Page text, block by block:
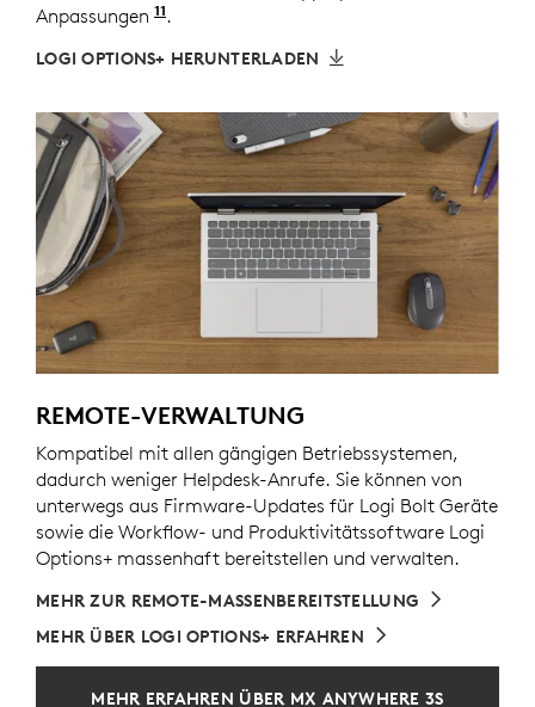
Anpassungen 11 verwendenErfordert die Logi
.
LOGI OPTIONS+ HERUNTERLADEN
REMOTE-VERWALTUNG
Kompatibel mit allen gängigen Betriebssystemen,
dadurch weniger Helpdesk-Anrufe. Sie können von
unterwegs aus Firmware-Updates für Logi Bolt Geräte
sowie die Workflow- und Produktivitätssoftware Logi
Options+ massenhaft bereitstellen und verwalten.
MEHR ZUR REMOTE-MASSENBEREITSTELLUNG
MEHR ÜBER LOGI OPTIONS+ ERFAHREN
MEHR ERFAHREN ÜBER MX ANYWHERE 3S